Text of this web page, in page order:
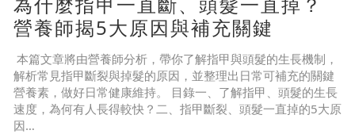
營養師揭5大原因與補充關鍵
本篇文章將由營養師分析，帶你了解指甲與頭髮的生長機制，
解析常見指甲斷裂與掉髮的原因，並整理出日常可補充的關鍵
營養素，做好日常健康維持。 目錄一、了解指甲、頭髮的生長
速度，為何有人長得較快？二、指甲斷裂、頭髮一直掉的5大原
因